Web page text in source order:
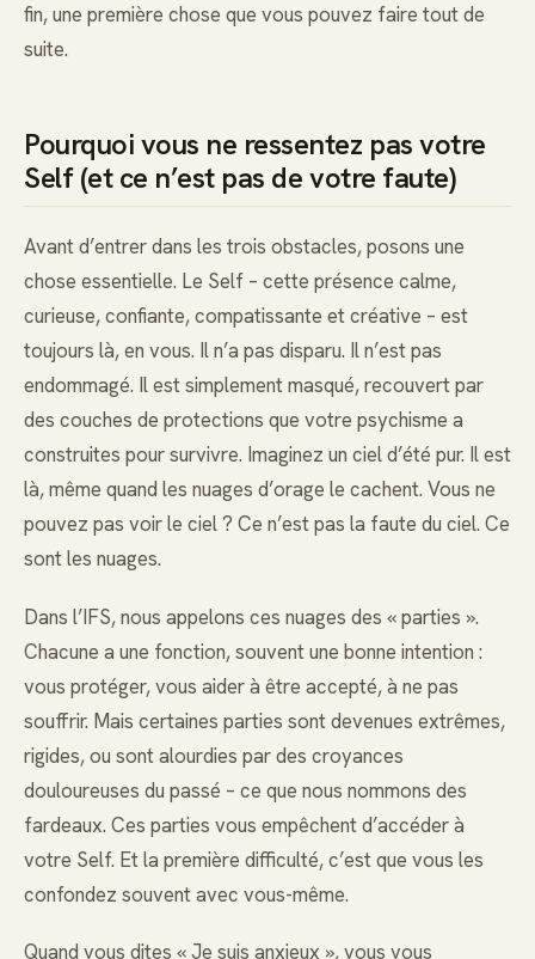
fin, une première chose que vous pouvez faire tout de
suite.
Pourquoi vous ne ressentez pas votre
Self (et ce n’est pas de votre faute)
Avant d’entrer dans les trois obstacles, posons une
chose essentielle. Le Self – cette présence calme,
curieuse, confiante, compatissante et créative – est
toujours là, en vous. Il n’a pas disparu. Il n’est pas
endommagé. Il est simplement masqué, recouvert par
des couches de protections que votre psychisme a
construites pour survivre. Imaginez un ciel d’été pur. Il est
là, même quand les nuages d’orage le cachent. Vous ne
pouvez pas voir le ciel ? Ce n’est pas la faute du ciel. Ce
sont les nuages.
Dans l’IFS, nous appelons ces nuages des « parties ».
Chacune a une fonction, souvent une bonne intention :
vous protéger, vous aider à être accepté, à ne pas
souffrir. Mais certaines parties sont devenues extrêmes,
rigides, ou sont alourdies par des croyances
douloureuses du passé – ce que nous nommons des
fardeaux. Ces parties vous empêchent d’accéder à
votre Self. Et la première difficulté, c’est que vous les
confondez souvent avec vous-même.
Quand vous dites « Je suis anxieux », vous vous